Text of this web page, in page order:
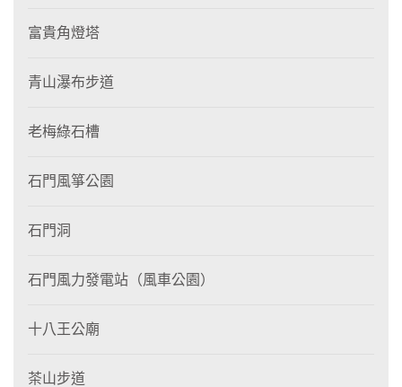
富貴角燈塔
青山瀑布步道
老梅綠石槽
石門風箏公園
石門洞
石門風力發電站（風車公園）
十八王公廟
茶山步道